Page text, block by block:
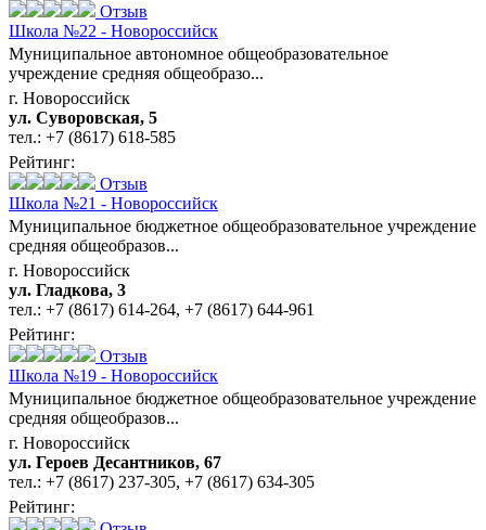
Отзыв
Школа №22 - Новороссийск
Муниципальное автономное общеобразовательное
учреждение средняя общеобразо...
г. Новороссийск
ул. Суворовская, 5
тел.: +7 (8617) 618-585
Рейтинг:
Отзыв
Школа №21 - Новороссийск
Муниципальное бюджетное общеобразовательное учреждение
средняя общеобразов...
г. Новороссийск
ул. Гладкова, 3
тел.: +7 (8617) 614-264, +7 (8617) 644-961
Рейтинг:
Отзыв
Школа №19 - Новороссийск
Муниципальное бюджетное общеобразовательное учреждение
средняя общеобразов...
г. Новороссийск
ул. Героев Десантников, 67
тел.: +7 (8617) 237-305, +7 (8617) 634-305
Рейтинг: